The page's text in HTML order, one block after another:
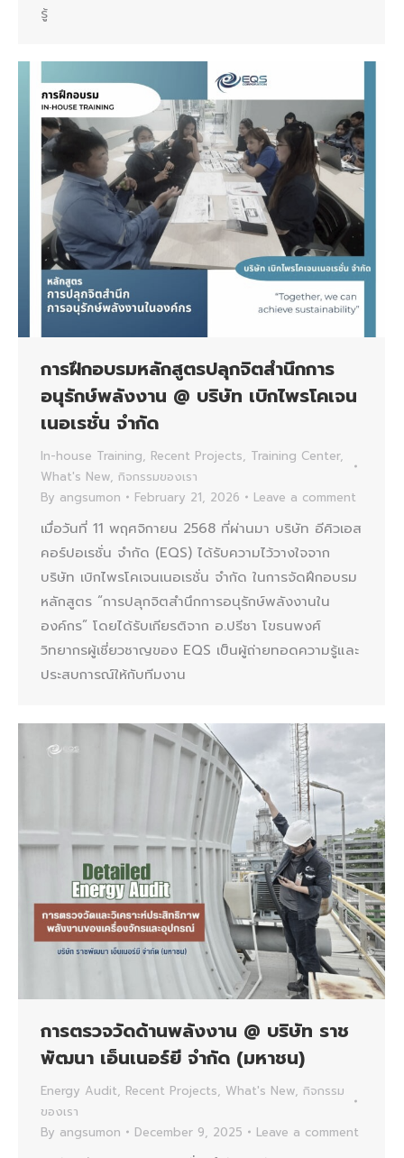
รู้
การฝึกอบรมหลักสูตรปลุกจิตสำนึกการ
อนุรักษ์พลังงาน @ บริษัท เบิกไพรโคเจน
เนอเรชั่น จำกัด
In-house Training, Recent Projects, Training Center,
What's New, กิจกรรมของเรา
By angsumon February 21, 2026 Leave a comment
เมื่อวันที่ 11 พฤศจิกายน 2568 ที่ผ่านมา บริษัท อีคิวเอส
คอร์ปอเรชั่น จำกัด (EQS) ได้รับความไว้วางใจจาก
บริษัท เบิกไพรโคเจนเนอเรชั่น จำกัด ในการจัดฝึกอบรม
หลักสูตร “การปลุกจิตสำนึกการอนุรักษ์พลังงานใน
องค์กร” โดยได้รับเกียรติจาก อ.ปรีชา โขธนพงศ์
วิทยากรผู้เชี่ยวชาญของ EQS เป็นผู้ถ่ายทอดความรู้และ
ประสบการณ์ให้กับทีมงาน
การตรวจวัดด้านพลังงาน @ บริษัท ราช
พัฒนา เอ็นเนอร์ยี จำกัด (มหาชน)
Energy Audit, Recent Projects, What's New, กิจกรรม
ของเรา
By angsumon December 9, 2025 Leave a comment